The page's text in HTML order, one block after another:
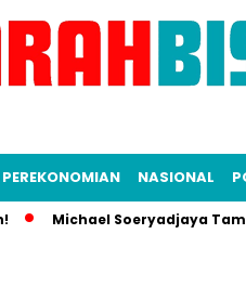
PEREKONOMIAN NASIONAL
Michael Soeryadjaya Tambah